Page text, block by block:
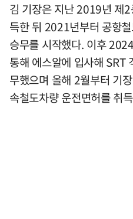
김 기장은 지난 2019년 제
득한 뒤 2021년부터 공항
승무를 시작했다. 이후
통해 에스알에 입사해 SRT
무했으며 올해 2월부터 기
속철도차량 운전면허를 취